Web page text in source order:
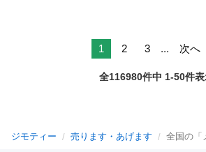
1 2 3 ... 次へ
全116980件中 1-50件表
ジモティー 売ります・あげます 全国の「